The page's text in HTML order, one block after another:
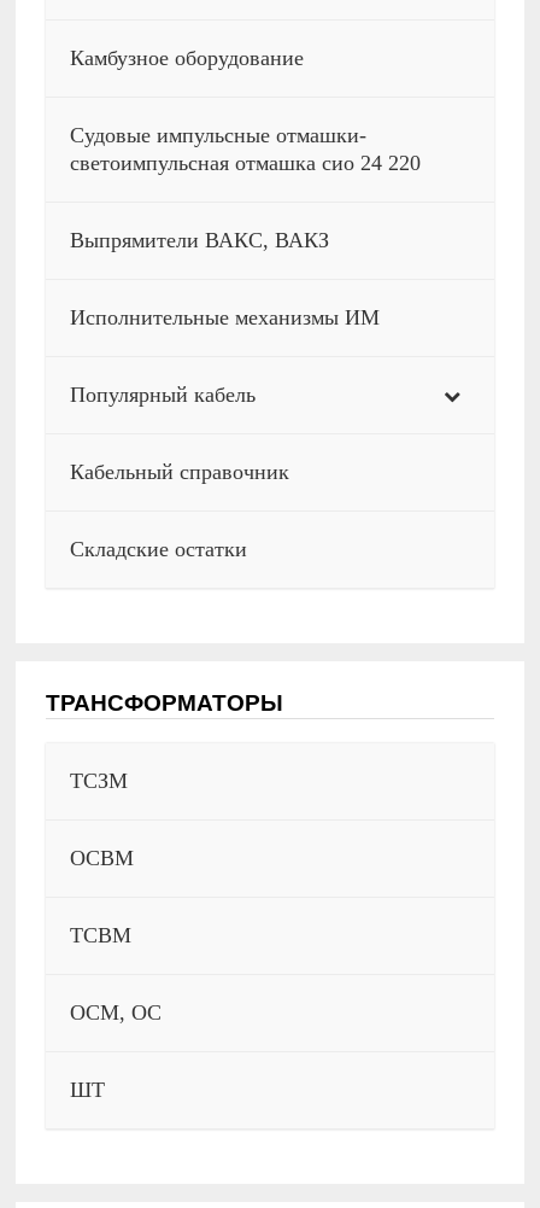
Камбузное оборудование
Судовые импульсные отмашки-
светоимпульсная отмашка сио 24 220
Выпрямители ВАКС, ВАКЗ
Исполнительные механизмы ИМ
Популярный кабель
Кабельный справочник
Складские остатки
ТРАНСФОРМАТОРЫ
ТСЗМ
ОСВМ
ТСВМ
ОСМ, ОС
ШТ